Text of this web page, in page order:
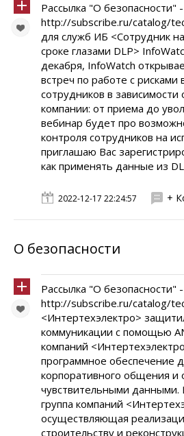
Рассылка "О безопасности" -
http://subscribe.ru/catalog/
для служб ИБ <Сотрудник
сроке глазами DLP>
декабря, InfoWatch
встреч по работе с рисками
сотрудников в зависимости
компании: от приема до
вебинар будет про
контроля сотрудников на
приглашаю Вас
как применять данные из
2022-12-17 22:24:57 +
О безопасности
Рассылка "О безопасности" -
http://subscribe.ru/catalog/
<Интертехэлектро>
коммуникации с помощью
компаний
программное обеспечение
корпоративного общения и
чувствительными данными.
группа компаний
осуществляющая
строительству и